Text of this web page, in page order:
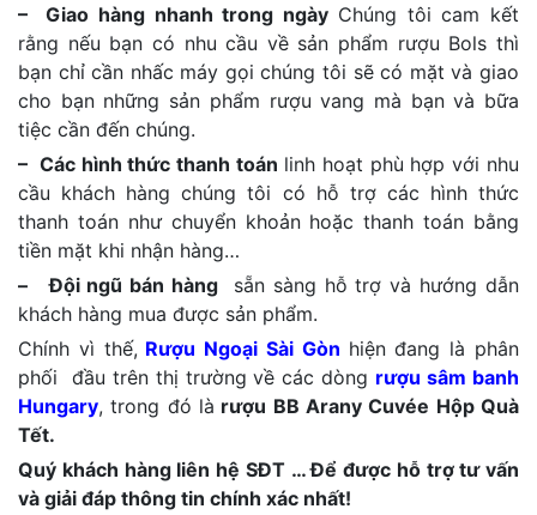
– Giao hàng nhanh trong ngày Chúng tôi cam kết
rằng nếu bạn có nhu cầu về sản phẩm rượu Bols thì
bạn chỉ cần nhấc máy gọi chúng tôi sẽ có mặt và giao
cho bạn những sản phẩm rượu vang mà bạn và bữa
tiệc cần đến chúng.
– Các hình thức thanh toán linh hoạt phù hợp với nhu
cầu khách hàng chúng tôi có hỗ trợ các hình thức
thanh toán như chuyển khoản hoặc thanh toán bằng
tiền mặt khi nhận hàng…
– Đội ngũ bán hàng
sẵn sàng hỗ trợ và hướng dẫn
khách hàng mua được sản phẩm.
Chính vì thế, Rượu Ngoại Sài Gòn hiện đang là phân
phối đầu trên thị trường về các dòng rượu sâm banh
Hungary, trong đó là rượu BB Arany Cuvée Hộp Quà
Tết.
Quý khách hàng liên hệ SĐT … Để được hỗ trợ tư vấn
và giải đáp thông tin chính xác nhất!